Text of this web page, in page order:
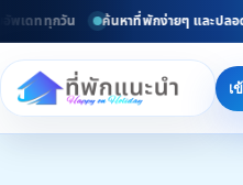
เดททุกวัน ค้นหาที่พักง่ายๆ และปลอด
เ